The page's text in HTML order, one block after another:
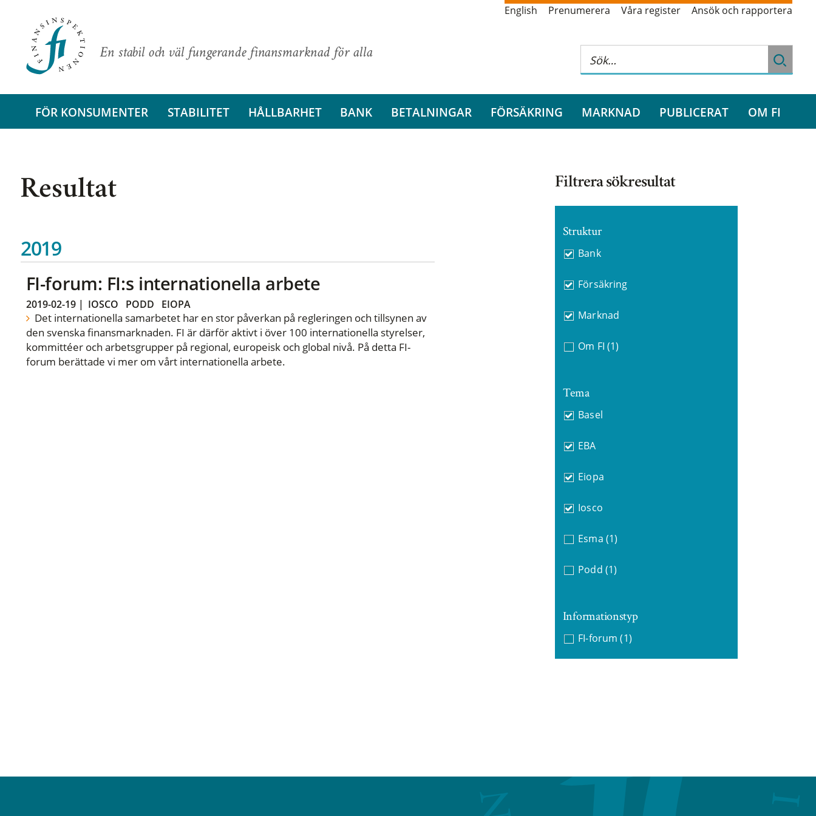
En stabil och väl fungerande finansmarknad för alla
English Prenumerera Våra register Ansök och rapportera
FÖR KONSUMENTER STABILITET HÅLLBARHET BANK BETALNINGAR FÖRSÄKRING MARKNAD PUBLICERAT OM FI
Resultat
2019
FI-forum: FI:s internationella arbete
2019-02-19| IOSCO PODD EIOPA
Det internationella samarbetet har en stor påverkan på regleringen och tillsynen av
den svenska finansmarknaden. FI är därför aktivt i över 100 internationella styrelser,
kommittéer och arbetsgrupper på regional, europeisk och global nivå. På detta FI-
forum berättade vi mer om vårt internationella arbete.
Filtrera sökresultat
Struktur
Bank
Försäkring
Marknad
Om FI (1)
Tema
Basel
EBA
Eiopa
Iosco
Esma (1)
Podd (1)
Informationstyp
FI-forum (1)